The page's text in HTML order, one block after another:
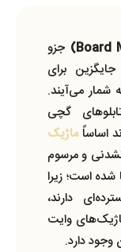
جزو
برای
شمار می‌آیند.
گچی
اساساًماژیک‌
و مرسوم
شده است؛ زیرا
دارند،
وایت
وجود دارد.